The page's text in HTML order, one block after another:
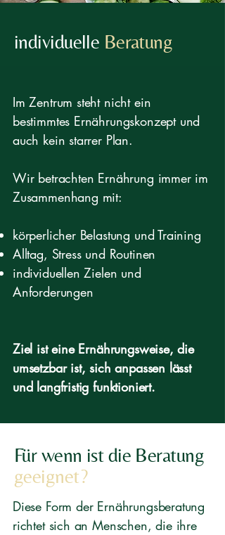
individuelle Beratung
Im Zentrum steht nicht ein
bestimmtes Ernährungskonzept und
auch kein starrer Plan.
Wir betrachten Ernährung immer im
Zusammenhang mit:
körperlicher Belastung und Training
Alltag, Stress und Routinen
individuellen Zielen und
Anforderungen
Ziel ist eine Ernährungsweise, die
umsetzbar ist, sich anpassen lässt
und langfristig funktioniert.
Für wenn ist die Beratung
geeignet?
Diese Form der Ernährungsberatung
richtet sich an Menschen, die ihre